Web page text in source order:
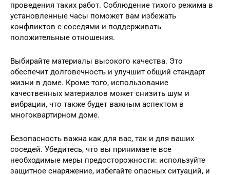
проведения таких работ. Соблюдение тихого режима в
установленные часы поможет вам избежать
конфликтов с соседями и поддерживать
положительные отношения.
Выбирайте материалы высокого качества. Это
обеспечит долговечность и улучшит общий стандарт
жизни в доме. Кроме того, использование
качественных материалов может снизить шум и
вибрации, что также будет важным аспектом в
многоквартирном доме.
Безопасность важна как для вас, так и для ваших
соседей. Убедитесь, что вы принимаете все
необходимые меры предосторожности: используйте
защитное снаряжение, избегайте опасных ситуаций, и